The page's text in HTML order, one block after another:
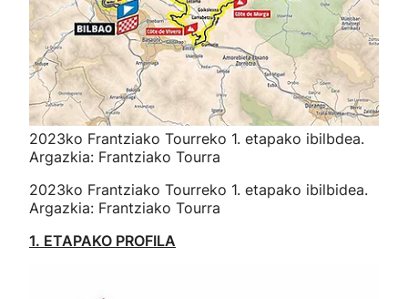
2023ko Frantziako Tourreko 1. etapako ibilbdea.
Argazkia: Frantziako Tourra
2023ko Frantziako Tourreko 1. etapako ibilbidea.
Argazkia: Frantziako Tourra
1. ETAPAKO PROFILA